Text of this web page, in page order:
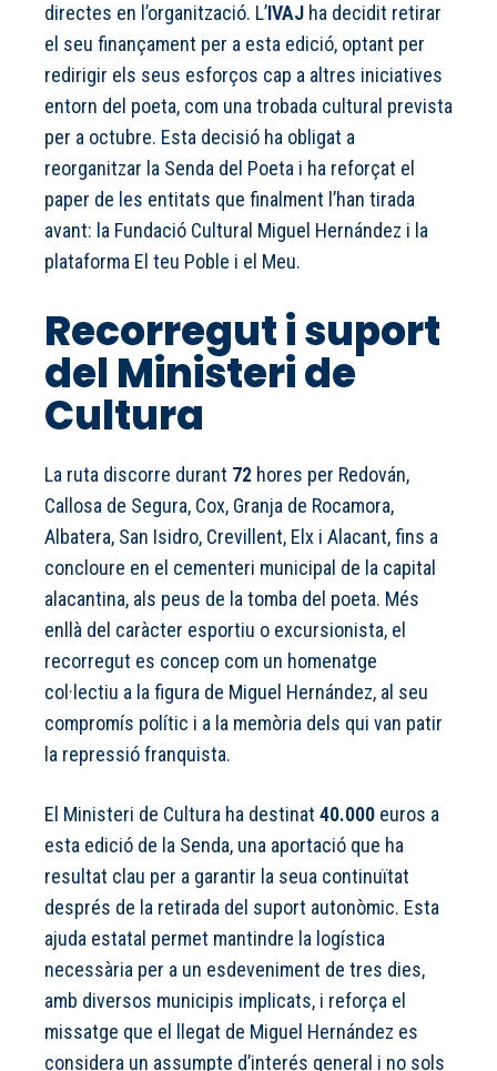
directes en l’organització. L’IVAJ ha decidit retirar
el seu finançament per a esta edició, optant per
redirigir els seus esforços cap a altres iniciatives
entorn del poeta, com una trobada cultural prevista
per a octubre. Esta decisió ha obligat a
reorganitzar la Senda del Poeta i ha reforçat el
paper de les entitats que finalment l’han tirada
avant: la Fundació Cultural Miguel Hernández i la
plataforma El teu Poble i el Meu.
Recorregut i suport
del Ministeri de
Cultura
La ruta discorre durant 72 hores per Redován,
Callosa de Segura, Cox, Granja de Rocamora,
Albatera, San Isidro, Crevillent, Elx i Alacant, fins a
concloure en el cementeri municipal de la capital
alacantina, als peus de la tomba del poeta. Més
enllà del caràcter esportiu o excursionista, el
recorregut es concep com un homenatge
col·lectiu a la figura de Miguel Hernández, al seu
compromís polític i a la memòria dels qui van patir
la repressió franquista.
El Ministeri de Cultura ha destinat 40.000 euros a
esta edició de la Senda, una aportació que ha
resultat clau per a garantir la seua continuïtat
després de la retirada del suport autonòmic. Esta
ajuda estatal permet mantindre la logística
necessària per a un esdeveniment de tres dies,
amb diversos municipis implicats, i reforça el
missatge que el llegat de Miguel Hernández es
considera un assumpte d’interés general i no sols